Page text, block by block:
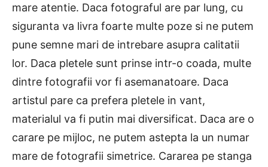
mare atentie. Daca fotograful are par lung, cu
siguranta va livra foarte multe poze si ne putem
pune semne mari de intrebare asupra calitatii
lor. Daca pletele sunt prinse intr-o coada, multe
dintre fotografii vor fi asemanatoare. Daca
artistul pare ca prefera pletele in vant,
materialul va fi putin mai diversificat. Daca are o
carare pe mijloc, ne putem astepta la un numar
mare de fotografii simetrice. Cararea pe stanga